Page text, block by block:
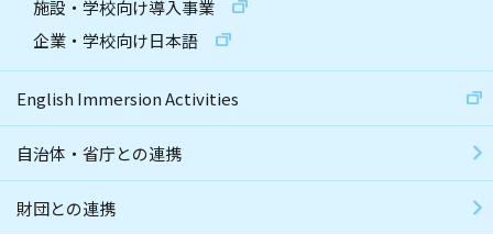
施設・学校向け導入事業
企業・学校向け日本語
English Immersion Activities
自治体・省庁との連携
財団との連携